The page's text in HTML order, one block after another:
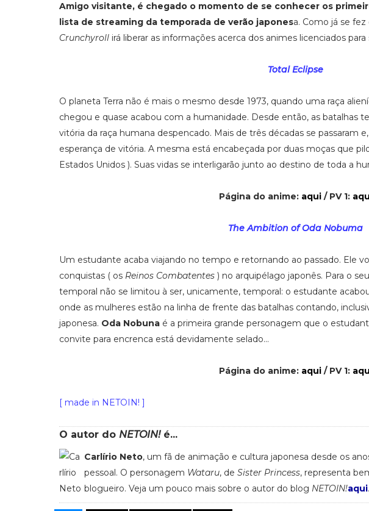
Amigo visitante, é chegado o momento de se conhecer os
lista de streaming da temporada de verão japonesa. Como já se
Crunchyroll irá liberar as informações acerca dos animes licenciados
Total Eclipse
O planeta Terra não é mais o mesmo desde 1973, quando uma raça
chegou e quase acabou com a humanidade. Desde então, as batalhas
vitória da raça humana despencado. Mais de três décadas se passaram
esperança de vitória. A mesma está encabeçada por duas moças que
Estados Unidos ). Suas vidas se interligarão junto ao destino de toda a
Página do anime: aqui/ PV 1:
The Ambition of Oda Nobuma
Um estudante acaba viajando no tempo e retornando ao passado. Ele
conquistas ( os Reinos Combatentes ) no arquipélago japonês. Para o
temporal não se limitou à ser, unicamente, temporal: o estudante
onde as mulheres estão na linha de frente das batalhas contando,
japonesa. Oda Nobuna é a primeira grande personagem que o
convite para encrenca está devidamente selado...
Página do anime: aqui/ PV 1:
[ made in NETOIN! ]
O autor do NETOIN!é...
Carlírio Neto, um fã de animação e cultura japonesa desde os
pessoal. O personagem Wataru, de Sister Princess, representa
blogueiro. Veja um pouco mais sobre o autor do blog NETOIN!aqui.